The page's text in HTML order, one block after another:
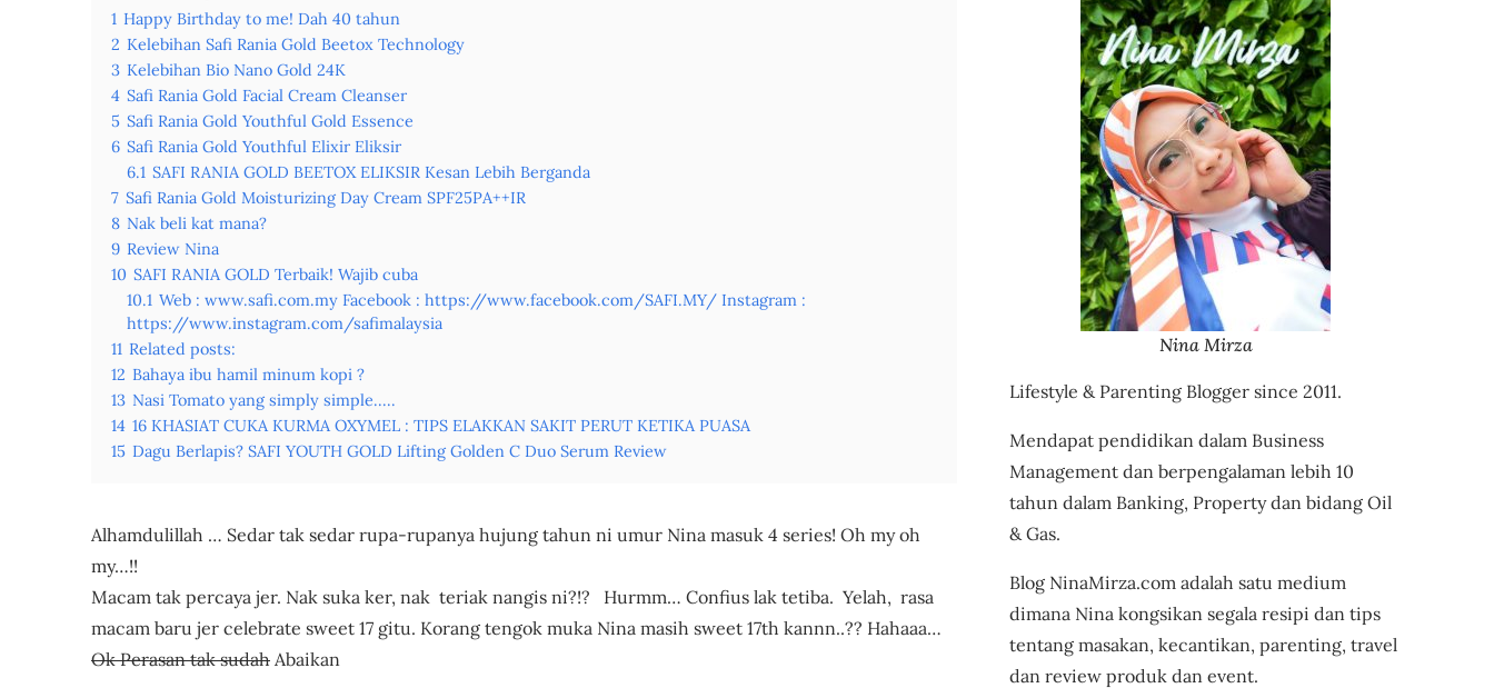
1 Happy Birthday to me! Dah 40 tahun
2 Kelebihan Safi Rania Gold Beetox Technology
3 Kelebihan Bio Nano Gold 24K
4 Safi Rania Gold Facial Cream Cleanser
5 Safi Rania Gold Youthful Gold Essence
6 Safi Rania Gold Youthful Elixir Eliksir
6.1 SAFI RANIA GOLD BEETOX ELIKSIR Kesan Lebih Berganda
7 Safi Rania Gold Moisturizing Day Cream SPF25PA++IR
8 Nak beli kat mana?
9 Review Nina
10 SAFI RANIA GOLD Terbaik! Wajib cuba
10.1 Web : www.safi.com.my Facebook : https://www.facebook.com/SAFI.MY/ Instagram :
https://www.instagram.com/safimalaysia
11 Related posts:
12 Bahaya ibu hamil minum kopi ?
13 Nasi Tomato yang simply simple.....
14 16 KHASIAT CUKA KURMA OXYMEL : TIPS ELAKKAN SAKIT PERUT KETIKA PUASA
15 Dagu Berlapis? SAFI YOUTH GOLD Lifting Golden C Duo Serum Review
Alhamdulillah … Sedar tak sedar rupa-rupanya hujung tahun ni umur Nina masuk 4 series! Oh my oh
my…!!
Macam tak percaya jer. Nak suka ker, nak teriak nangis ni?!? Hurmm… Confius lak tetiba. Yelah, rasa
macam baru jer celebrate sweet 17 gitu. Korang tengok muka Nina masih sweet 17th kannn..?? Hahaaa…
Ok Perasan tak sudah Abaikan
Nina Mirza
Lifestyle & Parenting Blogger since 2011.
Mendapat pendidikan dalam Business
Management dan berpengalaman lebih 10
tahun dalam Banking, Property dan bidang Oil
& Gas.
Blog NinaMirza.com adalah satu medium
dimana Nina kongsikan segala resipi dan tips
tentang masakan, kecantikan, parenting, travel
dan review produk dan event.